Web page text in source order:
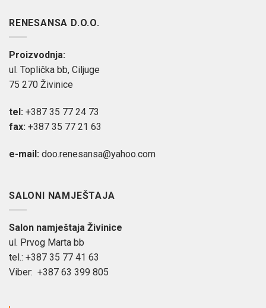
RENESANSA D.O.O.
Proizvodnja:
ul. Toplička bb, Ciljuge
75 270 Živinice
tel: +387 35 77 24 73
fax: +387 35 77 21 63
e-mail: doo.renesansa@yahoo.com
SALONI NAMJEŠTAJA
Salon namještaja Živinice
ul. Prvog Marta bb
tel.: +387 35 77 41 63
Viber: +387 63 399 805